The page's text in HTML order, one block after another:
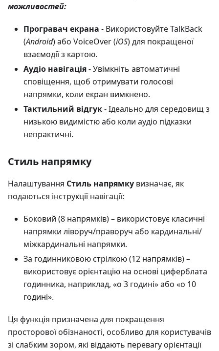
можливостей:
Програвач екрана - Використовуйте TalkBack
(Android) або VoiceOver (iOS) для покращеної
взаємодії з картою.
Аудіо навігація- Увімкніть автоматичні
сповіщення, щоб отримувати голосові
напрямки, коли екран вимкнено.
Тактильний відгук- Ідеально для середовищ з
низькою видимістю або коли аудіо підказки
непрактичні.
Стиль напрямку
Налаштування Стиль напрямку визначає, як
подаються інструкції навігації:
Боковий (8 напрямків) – використовує класичні
напрямки ліворуч/праворуч або кардинальні/
міжкардинальні напрямки.
За годинниковою стрілкою (12 напрямків) –
використовує орієнтацію на основі циферблата
годинника, наприклад, «о 3 годині» або «о 10
годині».
Ця функція призначена для покращення
просторової обізнаності, особливо для користувачів
зі слабким зором, які віддають перевагу орієнтації